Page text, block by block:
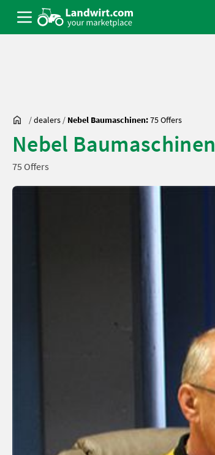
/dealers / Nebel Baumaschinen:75 Offers
Nebel Baumaschinen
75 Offers